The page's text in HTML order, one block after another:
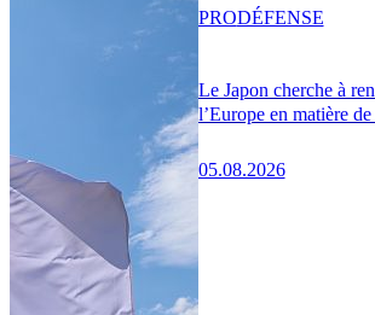
Le Japon cherche à
l’Europe en matière de
05.08.2026
PRODÉFENSE